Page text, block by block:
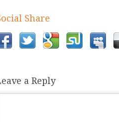
Share
a Reply